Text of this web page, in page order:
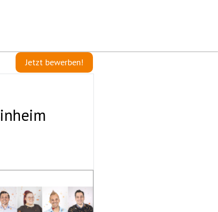
Jetzt bewerben!